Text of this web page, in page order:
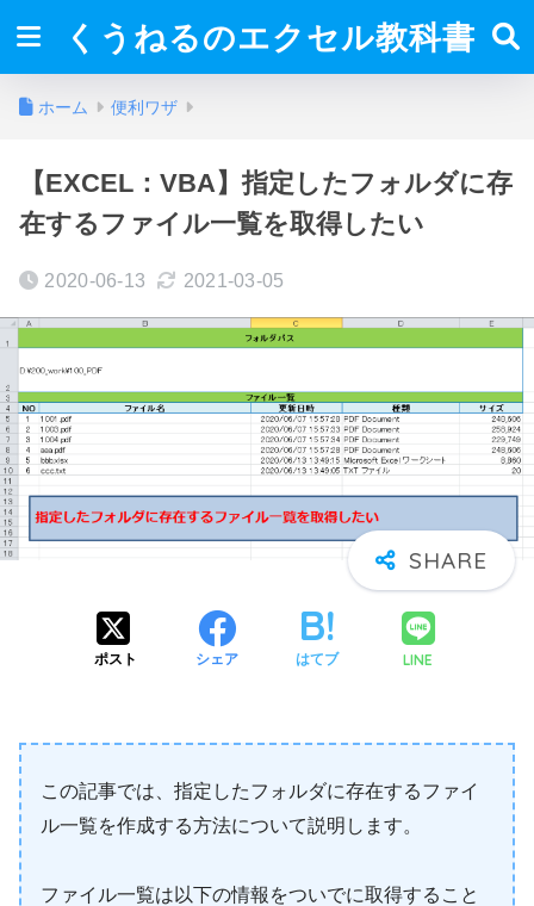
くうねるのエクセル教科書
ホーム 便利ワザ
【EXCEL：VBA】指定したフォルダに存
在するファイル一覧を取得したい
2020-06-13 2021-03-05
ポスト シェア はてブ LINE
この記事では、指定したフォルダに存在するファイ
ル一覧を作成する方法について説明します。
ファイル一覧は以下の情報をついでに取得すること